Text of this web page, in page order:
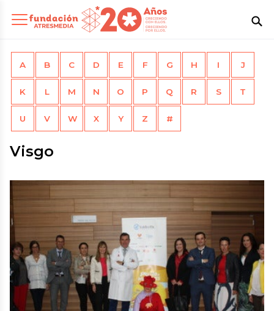
A B C D E F G H I J
K L M N O P Q R S T
U V W X Y Z #
Visgo